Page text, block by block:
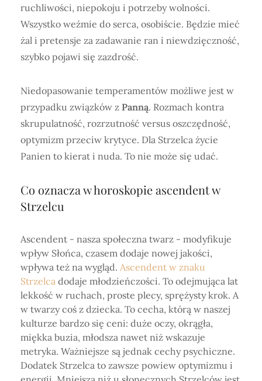
ruchliwości, niepokoju i potrzeby wolności.
Wszystko weźmie do serca, osobiście. Będzie mieć
żal i pretensje za zadawanie ran i niewdzięczność,
szybko pojawi się zazdrość.
Niedopasowanie temperamentów możliwe jest w
przypadku związków z Panną. Rozmach kontra
skrupulatność, rozrzutność versus oszczędność,
optymizm przeciw krytyce. Dla Strzelca życie
Panien to kierat i nuda. To nie może się udać.
Co oznaczaw horoskopie ascendent w
Strzelcu
Ascendent - nasza społeczna twarz - modyfikuje
wpływ Słońca, czasem dodaje nowej jakości,
wpływa też na wygląd. Ascendent w znaku
Strzelca dodaje młodzieńczości. To odejmująca lat
lekkość w ruchach, proste plecy, sprężysty krok. A
w twarzy coś z dziecka. To cecha, którą w naszej
kulturze bardzo się ceni: duże oczy, okrągła,
miękka buzia, młodsza nawet niż wskazuje
metryka. Ważniejsze są jednak cechy psychiczne.
Dodatek Strzelca to zawsze powiew optymizmu i